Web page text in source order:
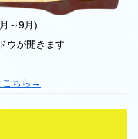
～9月)
ウが開きます
こちら→